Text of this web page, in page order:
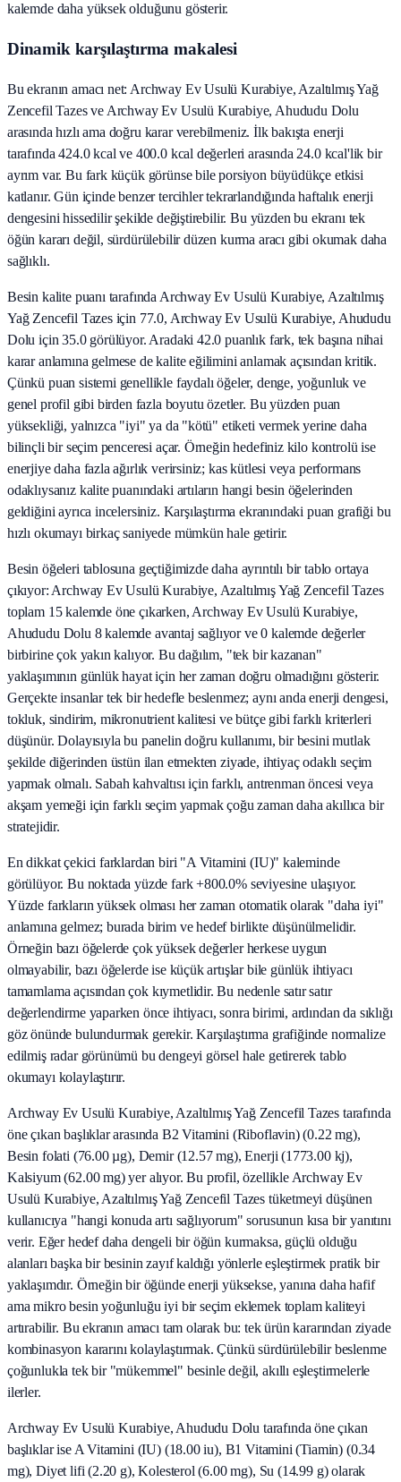
kalemde daha yüksek olduğunu gösterir.
Dinamik karşılaştırma makalesi
Bu ekranın amacı net: Archway Ev Usulü Kurabiye, Azaltılmış Yağ
Zencefil Tazes ve Archway Ev Usulü Kurabiye, Ahududu Dolu
arasında hızlı ama doğru karar verebilmeniz. İlk bakışta enerji
tarafında 424.0 kcal ve 400.0 kcal değerleri arasında 24.0 kcal'lik bir
ayrım var. Bu fark küçük görünse bile porsiyon büyüdükçe etkisi
katlanır. Gün içinde benzer tercihler tekrarlandığında haftalık enerji
dengesini hissedilir şekilde değiştirebilir. Bu yüzden bu ekranı tek
öğün kararı değil, sürdürülebilir düzen kurma aracı gibi okumak daha
sağlıklı.
Besin kalite puanı tarafında Archway Ev Usulü Kurabiye, Azaltılmış
Yağ Zencefil Tazes için 77.0, Archway Ev Usulü Kurabiye, Ahududu
Dolu için 35.0 görülüyor. Aradaki 42.0 puanlık fark, tek başına nihai
karar anlamına gelmese de kalite eğilimini anlamak açısından kritik.
Çünkü puan sistemi genellikle faydalı öğeler, denge, yoğunluk ve
genel profil gibi birden fazla boyutu özetler. Bu yüzden puan
yüksekliği, yalnızca "iyi" ya da "kötü" etiketi vermek yerine daha
bilinçli bir seçim penceresi açar. Örneğin hedefiniz kilo kontrolü ise
enerjiye daha fazla ağırlık verirsiniz; kas kütlesi veya performans
odaklıysanız kalite puanındaki artıların hangi besin öğelerinden
geldiğini ayrıca incelersiniz. Karşılaştırma ekranındaki puan grafiği bu
hızlı okumayı birkaç saniyede mümkün hale getirir.
Besin öğeleri tablosuna geçtiğimizde daha ayrıntılı bir tablo ortaya
çıkıyor: Archway Ev Usulü Kurabiye, Azaltılmış Yağ Zencefil Tazes
toplam 15 kalemde öne çıkarken, Archway Ev Usulü Kurabiye,
Ahududu Dolu 8 kalemde avantaj sağlıyor ve 0 kalemde değerler
birbirine çok yakın kalıyor. Bu dağılım, "tek bir kazanan"
yaklaşımının günlük hayat için her zaman doğru olmadığını gösterir.
Gerçekte insanlar tek bir hedefle beslenmez; aynı anda enerji dengesi,
tokluk, sindirim, mikronutrient kalitesi ve bütçe gibi farklı kriterleri
düşünür. Dolayısıyla bu panelin doğru kullanımı, bir besini mutlak
şekilde diğerinden üstün ilan etmekten ziyade, ihtiyaç odaklı seçim
yapmak olmalı. Sabah kahvaltısı için farklı, antrenman öncesi veya
akşam yemeği için farklı seçim yapmak çoğu zaman daha akıllıca bir
stratejidir.
En dikkat çekici farklardan biri "A Vitamini (IU)" kaleminde
görülüyor. Bu noktada yüzde fark +800.0% seviyesine ulaşıyor.
Yüzde farkların yüksek olması her zaman otomatik olarak "daha iyi"
anlamına gelmez; burada birim ve hedef birlikte düşünülmelidir.
Örneğin bazı öğelerde çok yüksek değerler herkese uygun
olmayabilir, bazı öğelerde ise küçük artışlar bile günlük ihtiyacı
tamamlama açısından çok kıymetlidir. Bu nedenle satır satır
değerlendirme yaparken önce ihtiyacı, sonra birimi, ardından da sıklığı
göz önünde bulundurmak gerekir. Karşılaştırma grafiğinde normalize
edilmiş radar görünümü bu dengeyi görsel hale getirerek tablo
okumayı kolaylaştırır.
Archway Ev Usulü Kurabiye, Azaltılmış Yağ Zencefil Tazes tarafında
öne çıkan başlıklar arasında B2 Vitamini (Riboflavin) (0.22 mg),
Besin folati (76.00 µg), Demir (12.57 mg), Enerji (1773.00 kj),
Kalsiyum (62.00 mg) yer alıyor. Bu profil, özellikle Archway Ev
Usulü Kurabiye, Azaltılmış Yağ Zencefil Tazes tüketmeyi düşünen
kullanıcıya "hangi konuda artı sağlıyorum" sorusunun kısa bir yanıtını
verir. Eğer hedef daha dengeli bir öğün kurmaksa, güçlü olduğu
alanları başka bir besinin zayıf kaldığı yönlerle eşleştirmek pratik bir
yaklaşımdır. Örneğin bir öğünde enerji yüksekse, yanına daha hafif
ama mikro besin yoğunluğu iyi bir seçim eklemek toplam kaliteyi
artırabilir. Bu ekranın amacı tam olarak bu: tek ürün kararından ziyade
kombinasyon kararını kolaylaştırmak. Çünkü sürdürülebilir beslenme
çoğunlukla tek bir "mükemmel" besinle değil, akıllı eşleştirmelerle
ilerler.
Archway Ev Usulü Kurabiye, Ahududu Dolu tarafında öne çıkan
başlıklar ise A Vitamini (IU) (18.00 iu), B1 Vitamini (Tiamin) (0.34
mg), Diyet lifi (2.20 g), Kolesterol (6.00 mg), Su (14.99 g) olarak